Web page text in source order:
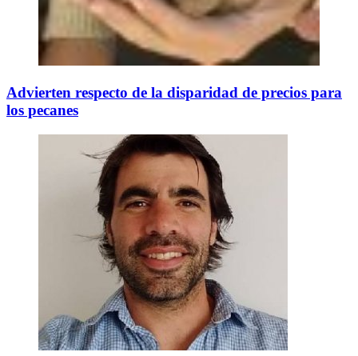
Advierten respecto de la disparidad de precios para
los pecanes